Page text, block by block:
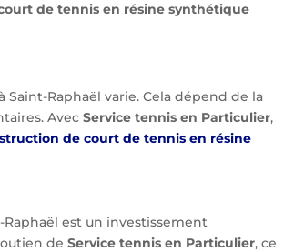
de tennis en résine synthétique
Raphaël varie. Cela dépend de la
AvecService tennis en Particulier,
de court de tennis en résine
est un investissement
deService tennis en Particulier, ce